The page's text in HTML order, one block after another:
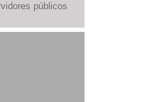
públicos